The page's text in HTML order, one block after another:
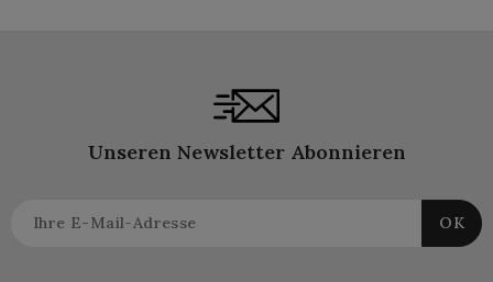
Unseren Newsletter Abonnieren